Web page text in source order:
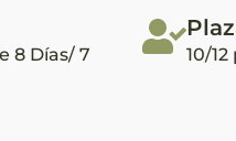
8 Días/ 7
10/